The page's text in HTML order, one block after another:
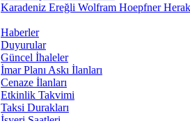
Karadeniz Ereğli Wolfram Hoepfner
Haberler
Duyurular
Güncel İhaleler
İmar Planı Askı İlanları
Cenaze İlanları
Etkinlik Takvimi
Taksi Durakları